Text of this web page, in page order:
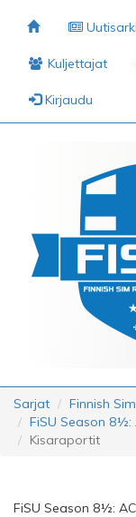
Kuljettajat
Kirjaudu
Sarjat
Finnish
FiSU Season 8½:
Kisaraportit
FiSU Season 8½: